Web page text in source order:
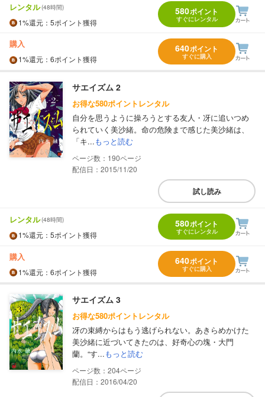
レンタル(48時間)
1%還元 ：5ポイント獲得
580ポイント
すぐにレンタル
購入
1%還元 ：6ポイント獲得
640ポイント
すぐに購入
サエイズム 2
お得な580ポイントレンタル
自分を思うように操ろうとする友人・冴に追いつめ
られていく美沙緒。命の危険まで感じた美沙緒は、
「キ...もっと読む
190
配信日：2015/11/20
試し読み
レンタル(48時間)
1%還元 ：5ポイント獲得
580ポイント
すぐにレンタル
購入
1%還元 ：6ポイント獲得
640ポイント
すぐに購入
サエイズム 3
お得な580ポイントレンタル
冴の束縛からはもう逃げられない。あきらめかけた
美沙緒に近づいてきたのは、好奇心の塊・大門
蘭。“す...もっと読む
204
配信日：2016/04/20